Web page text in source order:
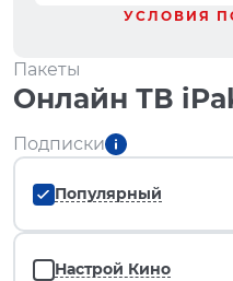
УСЛОВИЯ
Пакеты
Онлайн ТВ
Подписки
Популярный
Настрой Кино